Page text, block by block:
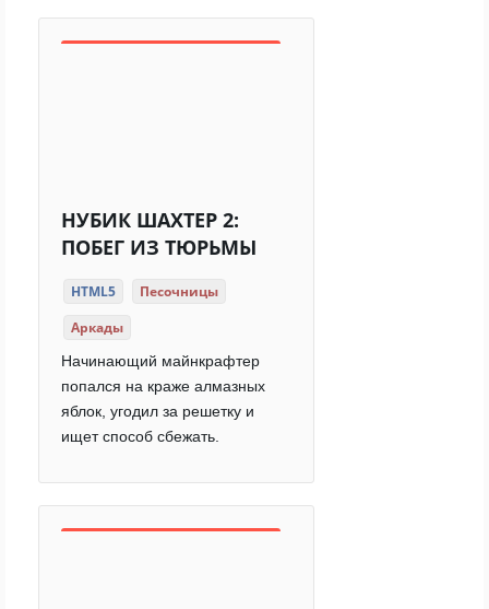
НУБИК ШАХТЕР 2:
ПОБЕГ ИЗ ТЮРЬМЫ
HTML5
Песочницы
Аркады
Начинающий майнкрафтер
попался на краже алмазных
яблок, угодил за решетку и
ищет способ сбежать.